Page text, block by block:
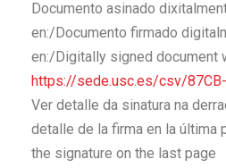
Documento asinado
en:/Documento firmado
en:/Digitally signed document
https://sede.usc.es/csv/87CB-
Ver detalle da sinatura na
detalle de la firma en la última
the signature on the last page